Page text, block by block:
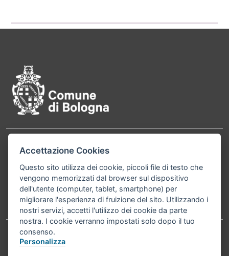
Contatti
Comune di Bologna, Piazza Maggiore, 6 - 40124
Bologna P.Iva 01232710374 Cod. IBAN: IT 88 R
02008 02435 000020067156
Telefono:051203040
Accessibilità Carta dei valori
Accettazione Cookies
Questo sito utilizza dei cookie, piccoli file di testo che
vengono memorizzati dal browser sul dispositivo
dell'utente (computer, tablet, smartphone) per
migliorare l'esperienza di fruizione del sito. Utilizzando i
nostri servizi, accetti l'utilizzo dei cookie da parte
nostra. I cookie verranno impostati solo dopo il tuo
consenso.
Personalizza